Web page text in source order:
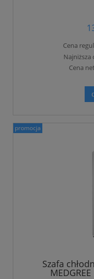
Cena
Najniższa
Cena
Szafa
promocja